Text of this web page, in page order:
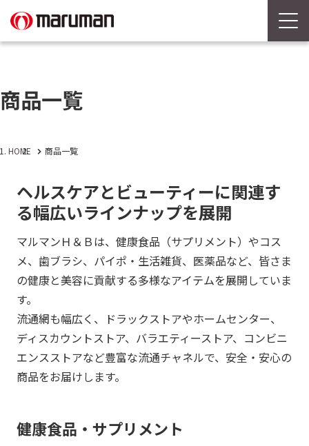
商品一覧
HOME 商品一覧
ヘルスケアとビューティーに関連す
る幅広いラインナップを展開
マルマンＨ＆Ｂは、健康食品（サプリメント）やコス
メ、歯ブラシ、パイポ・生活雑貨、医薬品など、皆さま
の健康と美容に貢献する多様なアイテムを展開していま
す。
流通網も幅広く、ドラックストアやホームセンター、
ディスカウントストア、バラエティーストア、コンビニ
エンスストアなど豊富な流通チャネルで、安全・安心の
商品をお届けします。
健康食品・サプリメント